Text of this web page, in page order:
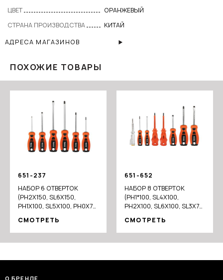
ЦВЕТ
ОРАНЖЕВЫЙ
СТРАНА ПРОИЗВОДСТВА
КИТАЙ
АДРЕСА МАГАЗИНОВ
ПОХОЖИЕ ТОВАРЫ
651-237
НАБОР 6 ОТВЕРТОК
(PH2X150, SL6X150,
PH1X100, SL5X100, PH0X75,
СМОТРЕТЬ
651-652
НАБОР 8 ОТВЕРТОК
(PH1*100, SL4X100,
PH2X100, SL6X100, SL3X75,
НАПРЯЖ)
СМОТРЕТЬ
О БРЕНДЕ